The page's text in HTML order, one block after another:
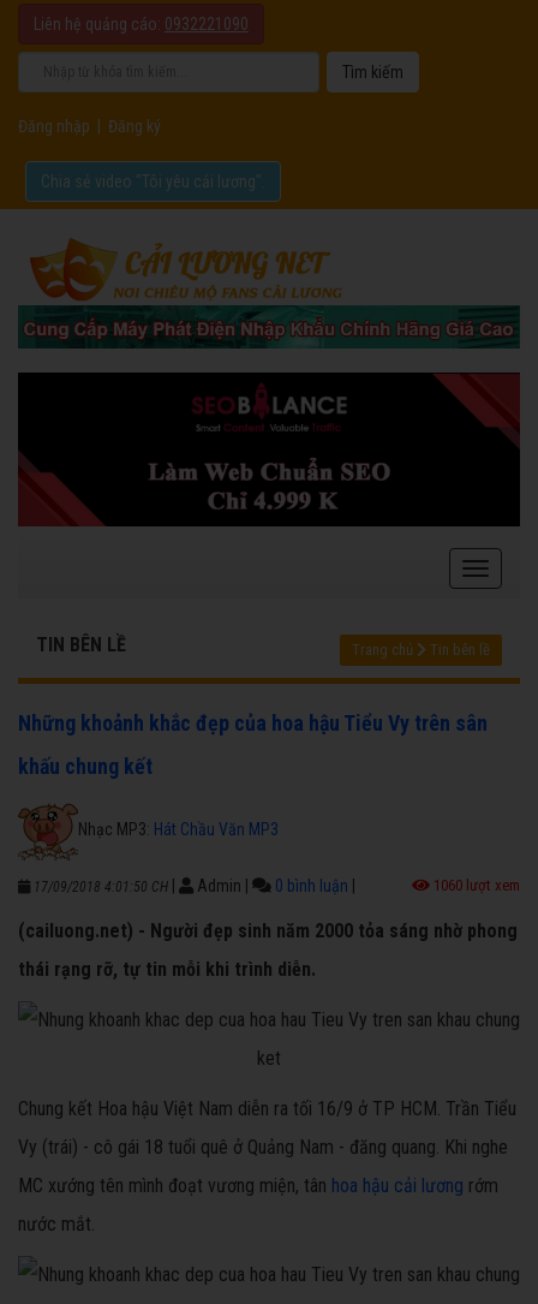
Liên hệ quảng cáo: 0932221090
Đăng nhập Đăng ký
Chia sẻ video "Tôi yêu cải lương".
TIN BÊN LỀ Trang chủ Tin bên lề
Những khoảnh khắc đẹp của hoa hậu Tiểu Vy trên sân
khấu chung kết
Nhạc MP3: Hát Chầu Văn MP3
17/09/2018 4:01:50 CH Admin 0 bình luận 1060 lượt xem
(cailuong.net) - Người đẹp sinh năm 2000 tỏa sáng nhờ phong
thái rạng rỡ, tự tin mỗi khi trình diễn.
Chung kết Hoa hậu Việt Nam diễn ra tối 16/9 ở TP HCM. Trần Tiểu
Vy (trái) - cô gái 18 tuổi quê ở Quảng Nam - đăng quang. Khi nghe
MC xướng tên mình đoạt vương miện, tân hoa hậu cải lương rớm
nước mắt.